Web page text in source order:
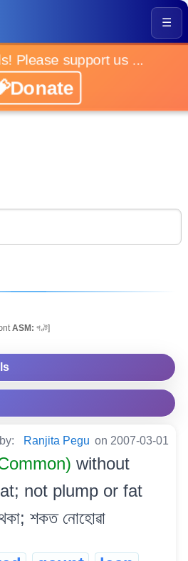
☰
Please support us ...
ASM: গণ্ট]
Ranjita Pegu on 2007-03-01
without
not plump or fat
শকত নোহোৱা